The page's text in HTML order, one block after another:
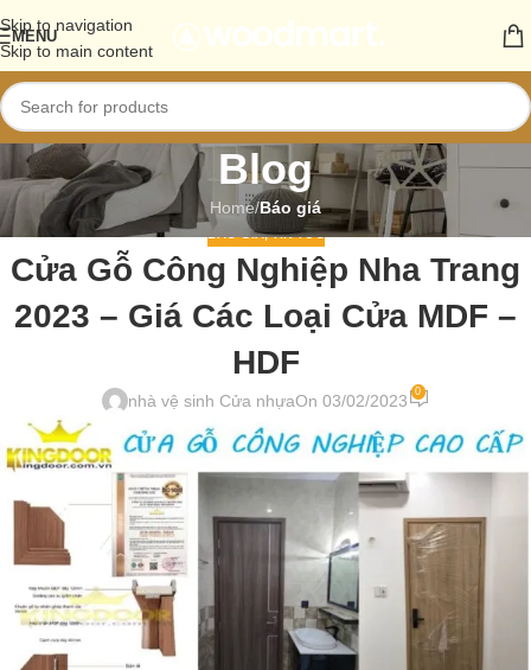
Skip to navigation
Skip to main content
MENU
Blog
Home/Báo giá
BÁO GIÁ,TIN TỨC
Cửa Gỗ Công Nghiệp Nha Trang
2023 – Giá Các Loại Cửa MDF –
HDF
nhà vệ sinh Cửa nhựaOn 03/02/2023 0